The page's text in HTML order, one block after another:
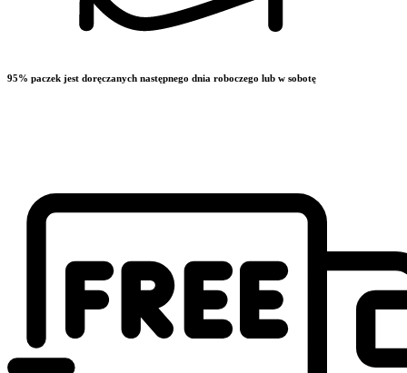
95% paczek jest doręczanych następnego dnia roboczego lub w sobotę